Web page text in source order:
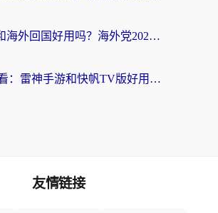
ChickCN和海外回国好用吗？海外党2026亲测：从手游到影音，选对加速器的3个关键
海外党必看：雷神手游和快帆TV版好用吗？3步选对回国加速器不踩坑
友情链接